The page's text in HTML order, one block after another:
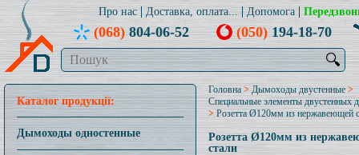
Про нас Доставка, оплата... Допомога
(068)804-06-52 (050)194-18-70
🔍
Каталог продукції:
Дымоходы одностенные
Головна > Дымоходы двустенные >
Специальные элементы двустенных
> Розетта Ø120мм из нержавеющей
Розетта Ø120мм из
стали